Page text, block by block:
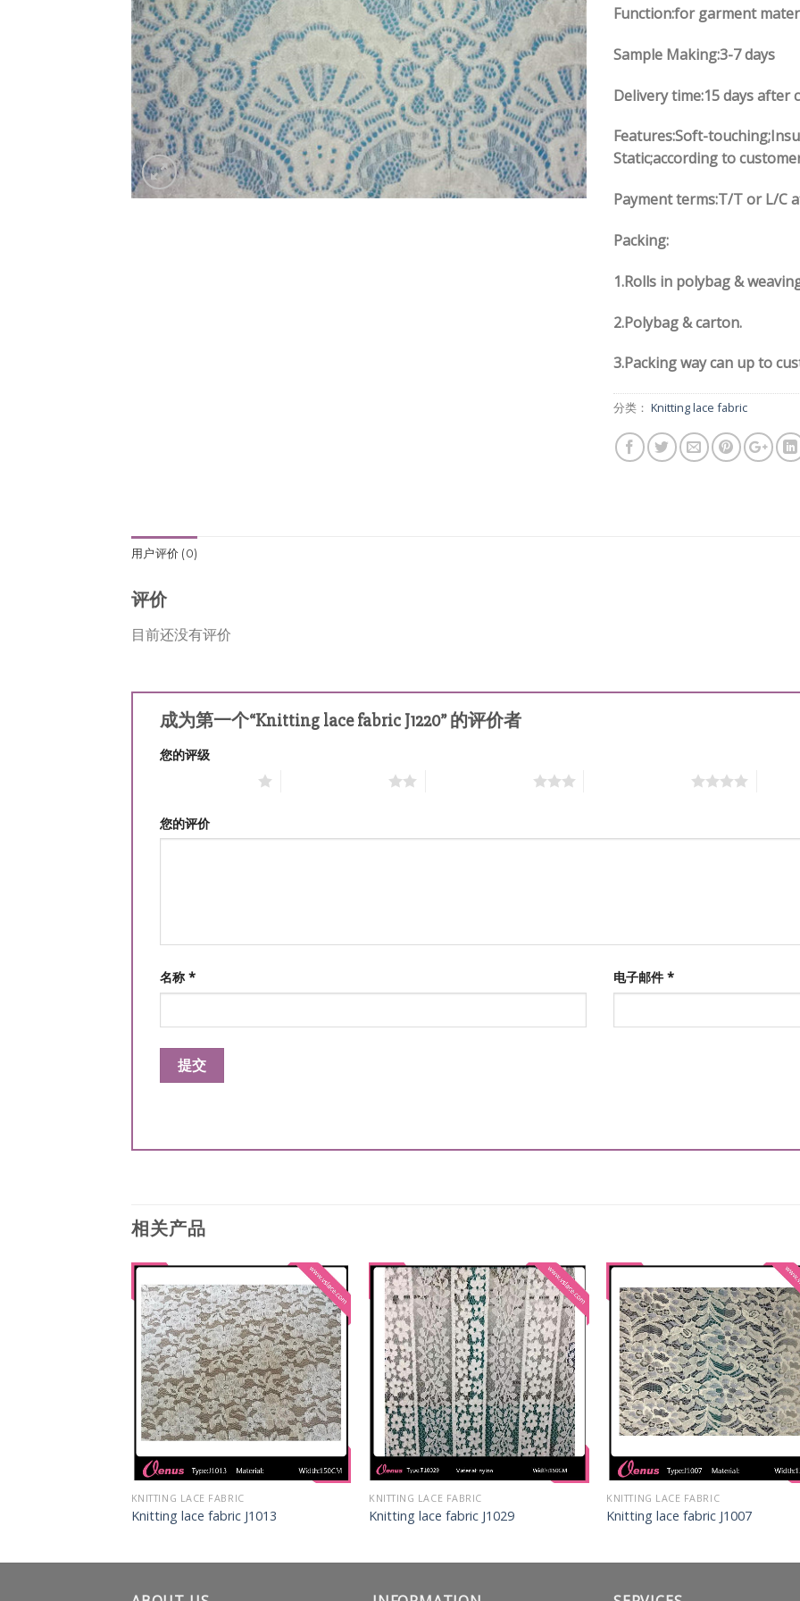
Function:for garment
Sample Making:3-7 days
Delivery time:15 days after
Features:Soft-
Static;according to
Payment terms:T/T or L/C
Packing:
1.Rolls in polybag &
2.Polybag & carton.
3.Packing way can up to
分类： Knitting lace fabric
用户评价 (0)
评价
目前还没有评价
成为第一个“Knitting lace fabric J1220” 的评价者
您的评级
您的评价
名称* 电子邮件*
相关产品
KNITTING LACE FABRIC
Knitting lace fabric J1013
KNITTING LACE FABRIC
Knitting lace fabric J1029
KNITTING LACE FABRIC
Knitting lace fabric J1007